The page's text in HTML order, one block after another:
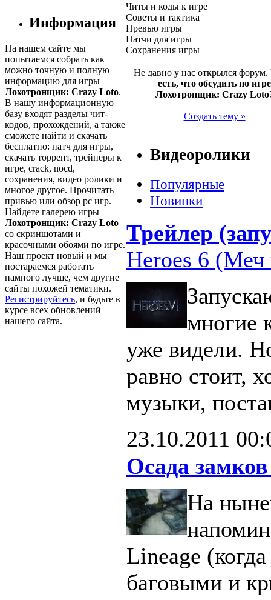
Информация
На нашем сайте мы
попытаемся собрать как
можно точную и полную
информацию для игры
Лохотронщик: Crazy Loto.
В нашу информационную
базу входят разделы чит-
кодов, прохождений, а также
сможете найти и скачать
бесплатно: патч для игры,
скачать торрент, трейнеры к
игре, crack, nocd,
сохранения, видео ролики и
многое другое. Прочитать
привью или обзор pc игр.
Найдете галерею игры
Лохотронщик: Crazy Loto
со скриншотами и
красочными обоями по игре.
Наш проект новый и мы
постараемся работать
намного лучше, чем другие
сайты похожей тематики.
Регистрируйтесь, и будьте в
курсе всех обновлений
нашего сайта.
Читы и коды к игре
Советы и тактика
Превью игры
Патчи для игры
Сохранения игры
Не давно у нас открылся форум.
есть, что обсудить по игре
Лохотронщик: Crazy
Создать тему »
Видеоролики
Популярные
Новинки
Трейлер
Heroes 6 (Меч
многие
уже видели.
равно стоит,
музыки,
23.10.2011
Осада замков
На
Lineage
баговыми и